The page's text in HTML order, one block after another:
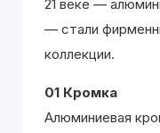
21 веке —
— стали
коллекции.
01 Кромка
Алюминиевая